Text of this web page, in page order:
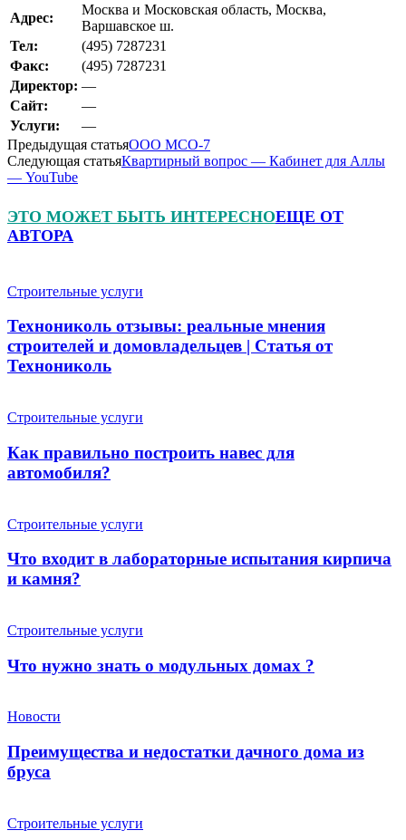
Адрес:
Москва и Московская область, Москва,
Варшавское ш.
Teл:
(495) 7287231
Факс:
(495) 7287231
Директор: —
Сайт:
—
Услуги:
—
Предыдущая статьяООО МСО-7
Следующая статьяКвартирный вопрос — Кабинет для Аллы
— YouTube
ЭТО МОЖЕТ БЫТЬ ИНТЕРЕСНОЕЩЕ ОТ
АВТОРА
Строительные услуги
Технониколь отзывы: реальные мнения
строителей и домовладельцев | Статья от
Технониколь
Строительные услуги
Как правильно построить навес для
автомобиля?
Строительные услуги
Что входит в лабораторные испытания кирпича
и камня?
Строительные услуги
Что нужно знать о модульных домах ?
Новости
Преимущества и недостатки дачного дома из
бруса
Строительные услуги